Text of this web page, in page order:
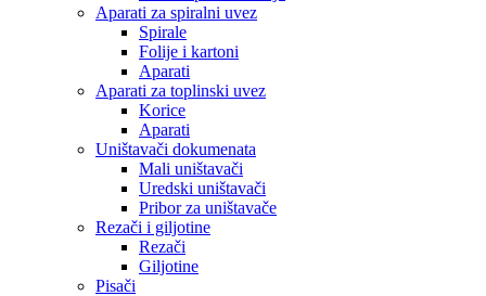
Aparati za spiralni uvez
Spirale
Folije i kartoni
Aparati
Aparati za toplinski uvez
Korice
Aparati
Uništavači dokumenata
Mali uništavači
Uredski uništavači
Pribor za uništavače
Rezači i giljotine
Rezači
Giljotine
Pisači